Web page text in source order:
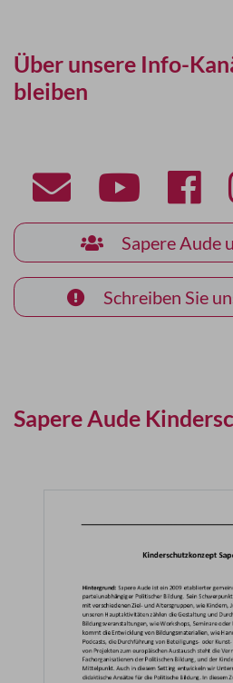
Über unsere Info-
bleiben
Sapere Aude
Schreiben Sie
Sapere Aude